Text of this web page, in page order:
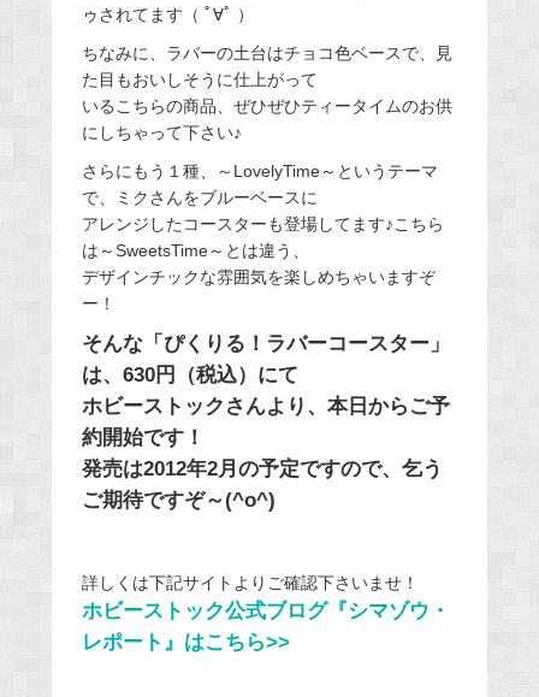
ゥされてます（ ﾟ∀ﾟ ）
ちなみに、ラバーの土台はチョコ色ベースで、見
た目もおいしそうに仕上がって
いるこちらの商品、ぜひぜひティータイムのお供
にしちゃって下さい♪
さらにもう１種、～LovelyTime～というテーマ
で、ミクさんをブルーベースに
アレンジしたコースターも登場してます♪こちら
は～SweetsTime～とは違う、
デザインチックな雰囲気を楽しめちゃいますぞ
ー！
そんな「ぴくりる！ラバーコースター」
は、630円（税込）にて
ホビーストックさんより、本日からご予
約開始です！
発売は2012年2月の予定ですので、乞う
ご期待ですぞ～(^o^)
詳しくは下記サイトよりご確認下さいませ！
ホビーストック公式ブログ『シマゾウ・
レポート』はこちら>>